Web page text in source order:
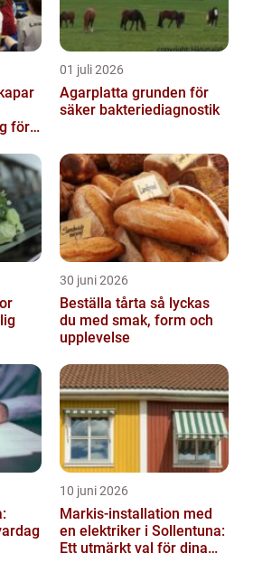
för
01 juli 2026
Agarplatta grunden för
säker bakteriediagnostik
30 juni 2026
Beställa tårta så lyckas
du med smak, form och
upplevelse
10 juni 2026
Markis-installation med
en elektriker i Sollentuna:
Ett utmärkt val för dina